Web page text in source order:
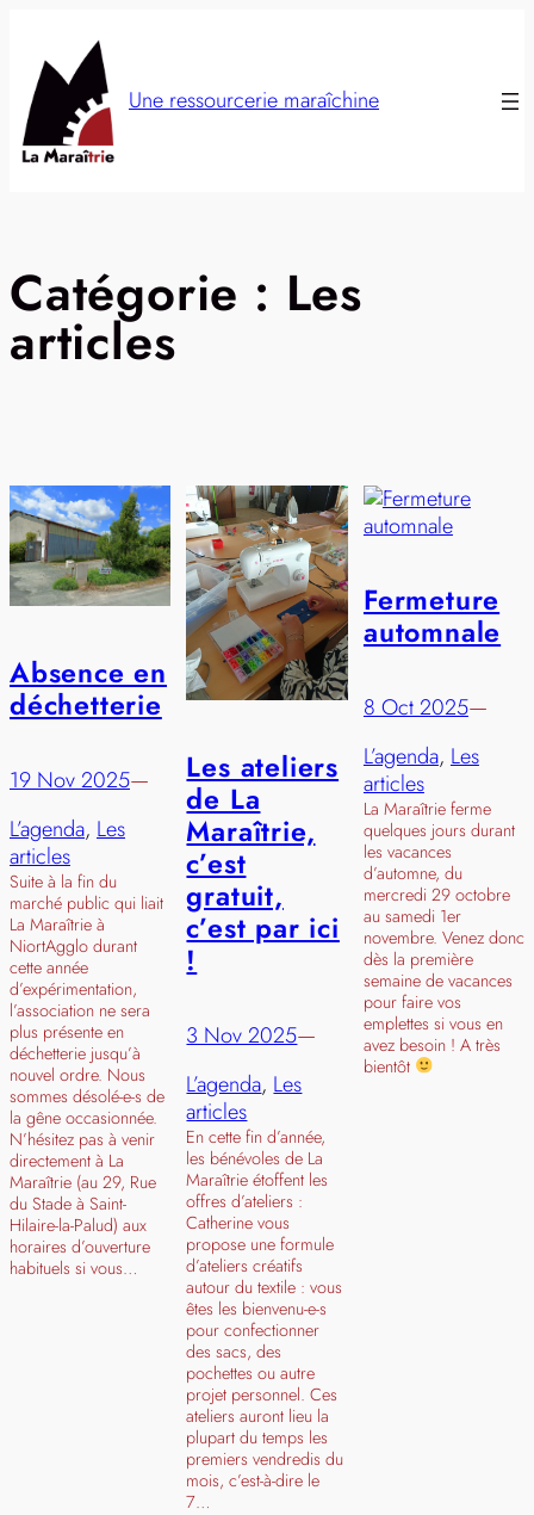
contenu
Une ressourcerie maraîchine
Catégorie : Les
articles
Absence en
déchetterie
19 Nov 2025—
L’agenda, Les
articles
Suite à la fin du
marché public qui liait
La Maraîtrie à
NiortAgglo durant
cette année
d’expérimentation,
l’association ne sera
plus présente en
déchetterie jusqu’à
nouvel ordre. Nous
sommes désolé-e-s de
la gêne occasionnée.
N’hésitez pas à venir
directement à La
Maraîtrie (au 29, Rue
du Stade à Saint-
Hilaire-la-Palud) aux
horaires d’ouverture
habituels si vous…
Les ateliers
de La
Maraîtrie,
c’est
gratuit,
c’est par ici
!
3 Nov 2025—
L’agenda, Les
articles
En cette fin d’année,
les bénévoles de La
Maraîtrie étoffent les
offres d’ateliers :
Catherine vous
propose une formule
d’ateliers créatifs
autour du textile : vous
êtes les bienvenu-e-s
pour confectionner
des sacs, des
pochettes ou autre
projet personnel. Ces
ateliers auront lieu la
plupart du temps les
premiers vendredis du
mois, c’est-à-dire le
7…
Fermeture
automnale
8 Oct 2025—
L’agenda, Les
articles
La Maraîtrie ferme
quelques jours durant
les vacances
d’automne, du
mercredi 29 octobre
au samedi 1er
novembre. Venez donc
dès la première
semaine de vacances
pour faire vos
emplettes si vous en
avez besoin ! A très
bientôt